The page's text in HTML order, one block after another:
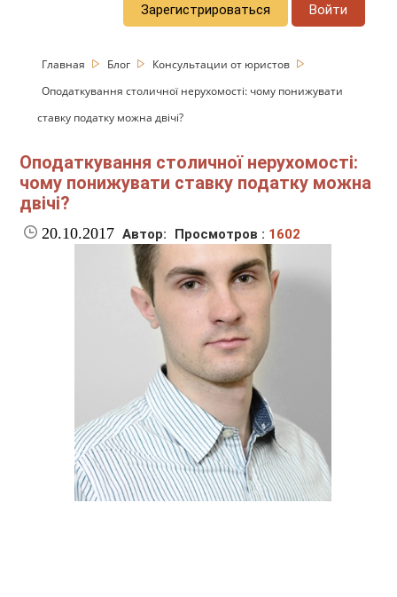
Зарегистрироваться Войти
Главная Блог
Консультации от юристов
Оподаткування столичної нерухомості: чому понижувати
ставку податку можна двічі?
Оподаткування столичної нерухомості:
чому понижувати ставку податку можна
двічі?
20.10.2017 Автор: Просмотров : 1602